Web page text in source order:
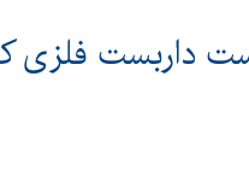
داربست فلزی